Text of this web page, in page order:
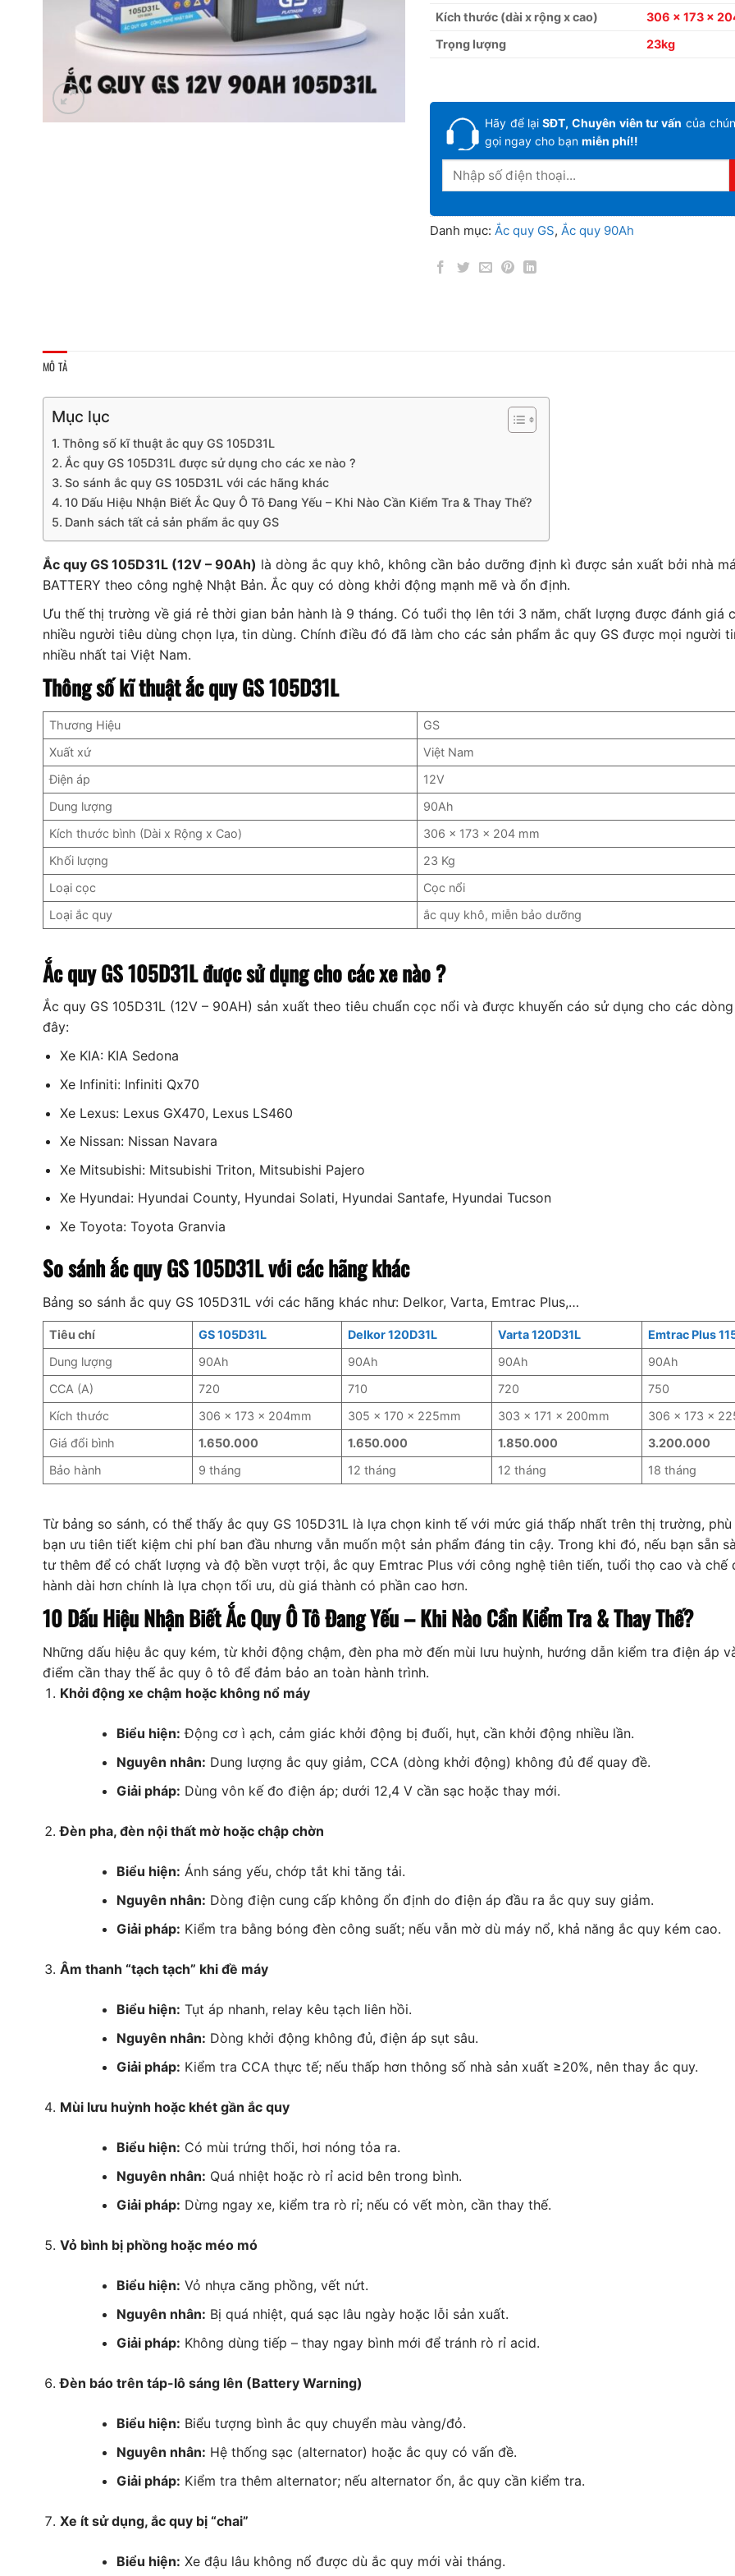
Kích thước (dài x rộng x cao)
306 x 173 x
Trọng lượng
23kg
Hãy để lại SĐT, Chuyên viên tư vấn của
gọi ngay cho bạn miễn phí!!
Danh mục: Ắc quy GS, Ắc quy 90Ah
MÔ TẢ
Mục lục
Thông số kĩ thuật ắc quy GS 105D31L
Ắc quy GS 105D31L được sử dụng cho các xe nào ?
So sánh ắc quy GS 105D31L với các hãng khác
10 Dấu Hiệu Nhận Biết Ắc Quy Ô Tô Đang Yếu – Khi Nào Cần Kiểm Tra & Thay Thế?
Danh sách tất cả sản phẩm ắc quy GS
Ắc quy GS 105D31L (12V – 90Ah) là dòng ắc quy khô, không cần bảo dưỡng định kì được sản xuất bởi nhà
BATTERY theo công nghệ Nhật Bản. Ắc quy có dòng khởi động mạnh mẽ và ổn định.
Ưu thế thị trường về giá rẻ thời gian bản hành là 9 tháng. Có tuổi thọ lên tới 3 năm, chất lượng được đánh giá
nhiều người tiêu dùng chọn lựa, tin dùng. Chính điều đó đã làm cho các sản phẩm ắc quy GS được mọi người
nhiều nhất tai Việt Nam.
Thông số kĩ thuật ắc quy GS 105D31L
Thương Hiệu
GS
Xuất xứ
Việt Nam
Điện áp
12V
Dung lượng
90Ah
Kích thước bình (Dài x Rộng x Cao)
306 x 173 x 204 mm
Khối lượng
23 Kg
Loại cọc
Cọc nổi
Loại ắc quy
ắc quy khô, miễn bảo dưỡng
Ắc quy GS 105D31L được sử dụng cho các xe nào ?
Ắc quy GS 105D31L (12V – 90AH) sản xuất theo tiêu chuẩn cọc nổi và được khuyến cáo sử dụng cho các
đây:
Xe KIA: KIA Sedona
Xe Infiniti: Infiniti Qx70
Xe Lexus: Lexus GX470, Lexus LS460
Xe Nissan: Nissan Navara
Xe Mitsubishi: Mitsubishi Triton, Mitsubishi Pajero
Xe Hyundai: Hyundai County, Hyundai Solati, Hyundai Santafe, Hyundai Tucson
Xe Toyota: Toyota Granvia
So sánh ắc quy GS 105D31L với các hãng khác
Bảng so sánh ắc quy GS 105D31L với các hãng khác như: Delkor, Varta, Emtrac Plus,…
Tiêu chí GS 105D31L Delkor 120D31L Varta 120D31L
Emtrac Plus
Dung lượng
90Ah 90Ah 90Ah
90Ah
CCA (A)
720 710 720
750
Kích thước
306 x 173 x 204mm 305 x 170 x 225mm 303 x 171 x 200mm
306 x 173 x
Giá đổi bình
1.650.000 1.650.000 1.850.000
3.200.000
Bảo hành
9 tháng 12 tháng 12 tháng 18 tháng
Từ bảng so sánh, có thể thấy ắc quy GS 105D31L là lựa chọn kinh tế với mức giá thấp nhất trên thị trường, phù
bạn ưu tiên tiết kiệm chi phí ban đầu nhưng vẫn muốn một sản phẩm đáng tin cậy. Trong khi đó, nếu bạn sẵn
tư thêm để có chất lượng và độ bền vượt trội, ắc quy Emtrac Plus với công nghệ tiên tiến, tuổi thọ cao và chế
hành dài hơn chính là lựa chọn tối ưu, dù giá thành có phần cao hơn.
10 Dấu Hiệu Nhận Biết Ắc Quy Ô Tô Đang Yếu – Khi Nào Cần Kiểm Tra & Thay Thế?
Những dấu hiệu ắc quy kém, từ khởi động chậm, đèn pha mờ đến mùi lưu huỳnh, hướng dẫn kiểm tra điện áp
điểm cần thay thế ắc quy ô tô để đảm bảo an toàn hành trình.
Khởi động xe chậm hoặc không nổ máy
Biểu hiện: Động cơ ì ạch, cảm giác khởi động bị đuối, hụt, cần khởi động nhiều lần.
Nguyên nhân: Dung lượng ắc quy giảm, CCA (dòng khởi động) không đủ để quay đề.
Giải pháp: Dùng vôn kế đo điện áp; dưới 12,4 V cần sạc hoặc thay mới.
Đèn pha, đèn nội thất mờ hoặc chập chờn
Biểu hiện: Ánh sáng yếu, chớp tắt khi tăng tải.
Nguyên nhân: Dòng điện cung cấp không ổn định do điện áp đầu ra ắc quy suy giảm.
Giải pháp: Kiểm tra bằng bóng đèn công suất; nếu vẫn mờ dù máy nổ, khả năng ắc quy kém cao.
Âm thanh “tạch tạch” khi đề máy
Biểu hiện: Tụt áp nhanh, relay kêu tạch liên hồi.
Nguyên nhân: Dòng khởi động không đủ, điện áp sụt sâu.
Giải pháp: Kiểm tra CCA thực tế; nếu thấp hơn thông số nhà sản xuất ≥20%, nên thay ắc quy.
Mùi lưu huỳnh hoặc khét gần ắc quy
Biểu hiện: Có mùi trứng thối, hơi nóng tỏa ra.
Nguyên nhân: Quá nhiệt hoặc rò rỉ acid bên trong bình.
Giải pháp: Dừng ngay xe, kiểm tra rò rỉ; nếu có vết mòn, cần thay thế.
Vỏ bình bị phồng hoặc méo mó
Biểu hiện: Vỏ nhựa căng phồng, vết nứt.
Nguyên nhân: Bị quá nhiệt, quá sạc lâu ngày hoặc lỗi sản xuất.
Giải pháp: Không dùng tiếp – thay ngay bình mới để tránh rò rỉ acid.
Đèn báo trên táp-lô sáng lên (Battery Warning)
Biểu hiện: Biểu tượng bình ắc quy chuyển màu vàng/đỏ.
Nguyên nhân: Hệ thống sạc (alternator) hoặc ắc quy có vấn đề.
Giải pháp: Kiểm tra thêm alternator; nếu alternator ổn, ắc quy cần kiểm tra.
Xe ít sử dụng, ắc quy bị “chai”
Biểu hiện: Xe đậu lâu không nổ được dù ắc quy mới vài tháng.